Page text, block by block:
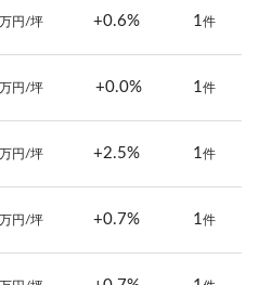
万円/坪 +0.6% 1件
万円/坪 +0.0% 1件
万円/坪 +2.5% 1件
万円/坪 +0.7% 1件